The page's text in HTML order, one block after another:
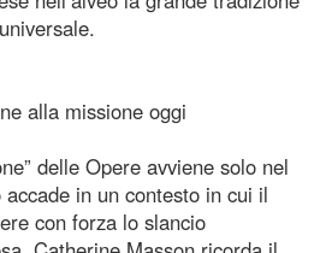
alla missione oggi
delle Opere avviene solo nel
in un contesto in cui il
con forza lo slancio